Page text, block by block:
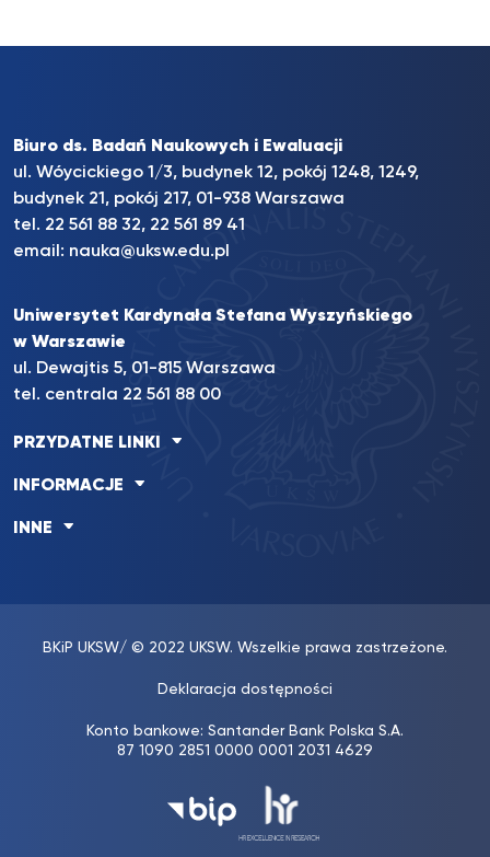
Biuro ds. Badań Naukowych i Ewaluacji
ul. Wóycickiego 1/3, budynek 12, pokój 1248, 1249,
budynek 21, pokój 217, 01-938 Warszawa
tel. 22 561 88 32, 22 561 89 41
email: nauka@uksw.edu.pl
Uniwersytet Kardynała Stefana Wyszyńskiego
w Warszawie
ul. Dewajtis 5, 01-815 Warszawa
tel. centrala 22 561 88 00
PRZYDATNE LINKI
INFORMACJE
INNE
BKiP UKSW/ © 2022 UKSW. Wszelkie prawa zastrzeżone.
Deklaracja dostępności
Konto bankowe: Santander Bank Polska S.A.
87 1090 2851 0000 0001 2031 4629